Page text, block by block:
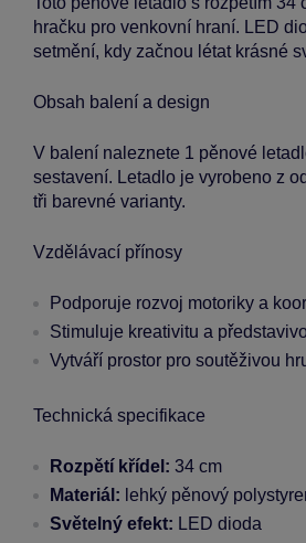
hračku pro venkovní hraní. LED
setmění, kdy začnou létat krásné
Obsah balení a design
V balení naleznete 1 pěnové
sestavení. Letadlo je vyrobeno z
tři barevné varianty.
Vzdělávací přínosy
Podporuje rozvoj motoriky a
Stimuluje kreativitu a
Vytváří prostor pro soutěživou
Technická specifikace
Rozpětí křídel: 34 cm
Materiál: lehký pěnový
Světelný efekt: LED dioda